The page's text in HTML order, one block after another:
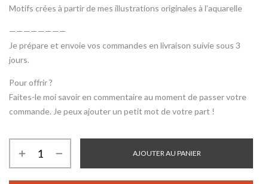
Motifs crées à partir de mes illustrations originales à l’aquarelle
————————
Je prépare et envoie vos commandes en livraison suivie sous 3
jours.
Pour offrir ?
Faites-le moi savoir en commentaire au moment de passer votre
commande. Je peux ajouter un petit mot de votre part !
AJOUTER AU PANIER